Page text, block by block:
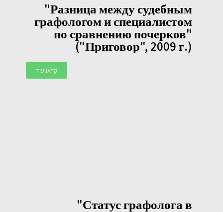
"Разница между судебным
графологом и специалистом
по сравнению почерков"
("Приговор", 2009 г.)
קראו עוד
"Статус графолога в